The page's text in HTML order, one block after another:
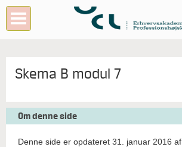
Skema B modul 7
Om denne side
Denne side er opdateret 31. januar 2016 af